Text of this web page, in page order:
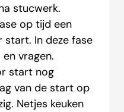
stucwerk.
op tijd een
In deze fase
vragen.
start nog
van de start op
Netjes keuken